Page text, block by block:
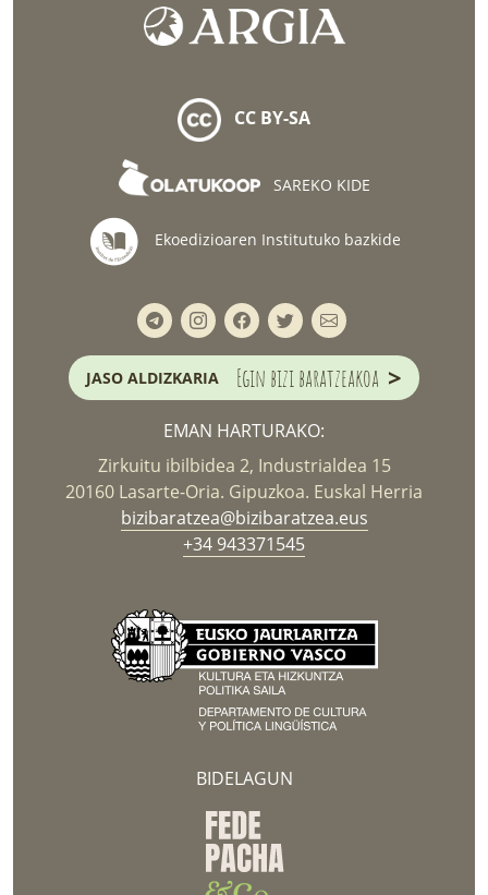
CC BY-SA
SAREKO KIDE
Ekoedizioaren Institutuko bazkide
JASO ALDIZKARIA Egin bizi baratzeakoa >
EMAN HARTURAKO:
Zirkuitu ibilbidea 2, Industrialdea 15
20160 Lasarte-Oria. Gipuzkoa. Euskal Herria
bizibaratzea@bizibaratzea.eus
+34 943371545
BIDELAGUN